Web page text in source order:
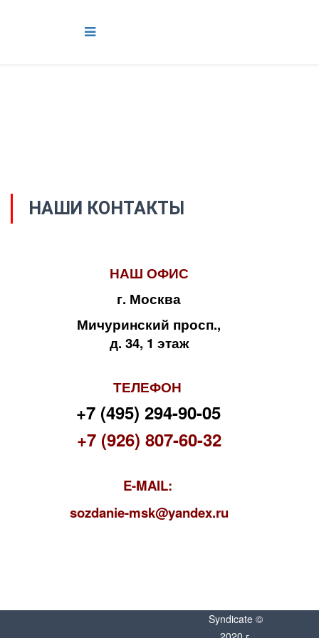
НАШИ КОНТАКТЫ
НАШ ОФИС
г. Москва
Мичуринский просп.,
д. 34, 1 этаж
ТЕЛЕФОН
+7 (495) 294-90-05
+7 (926) 807-60-32
E-MAIL:
sozdanie-msk@yandex.ru
Syndicate ©